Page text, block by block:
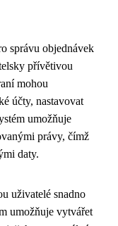
správu objednávek
přívětivou
mohou
účty, nastavovat
umožňuje
právy, čímž
daty.
uživatelé snadno
umožňuje vytvářet